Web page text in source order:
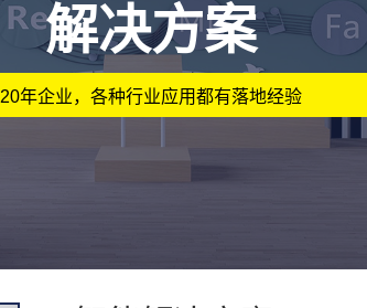
解决方案
20年企业，各种行业应用都有落地经验